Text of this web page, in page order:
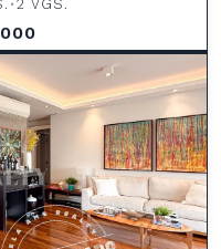
• 2 VGS.